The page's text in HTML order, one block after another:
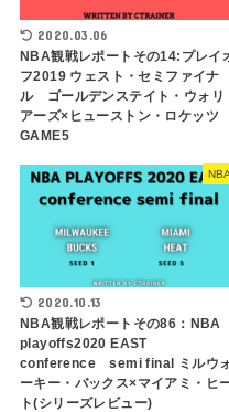
2020.03.06
NBA観戦レポートその14:プレイ
フ2019 ウェスト・セミファイナ
ル ゴールデンステイト・ウォリ
アーズ×ヒューストン・ロケッツ
GAME5
2020.10.13
NBA観戦レポートその86：NBA
playoffs2020 EAST
conference semi final ミルウ
ーキー・バックス×マイアミ・ヒ
ト(シリーズレビュー)